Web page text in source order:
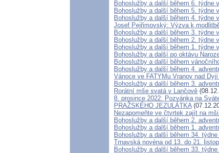
Bohoslužby a další během 6. týdne
Bohoslužby a další během 5. týdne
Bohoslužby a další během 4. týdne
Josef Pejřimovský: Výzva k
Bohoslužby a další během 3. týdne
Bohoslužby a další během 2. týdne
Bohoslužby a další během 1. týdne
Bohoslužby a další po oktávu
Bohoslužby a další během
Bohoslužby a další během 4.
Vánoce ve FATYMu Vranov nad
Bohoslužby a další během 3.
Rorátní mše svatá v Lančově
8. prosince 2022: Pozvánka na
PRAŽSKÉHO JEZULÁTKA
Nezapomeňte ve čtvrtek zajít na
Bohoslužby a další během 2.
Bohoslužby a další během 1.
Bohoslužby a další během 34.
Trnavská novéna od 13. do 21.
Bohoslužby a další během 33.